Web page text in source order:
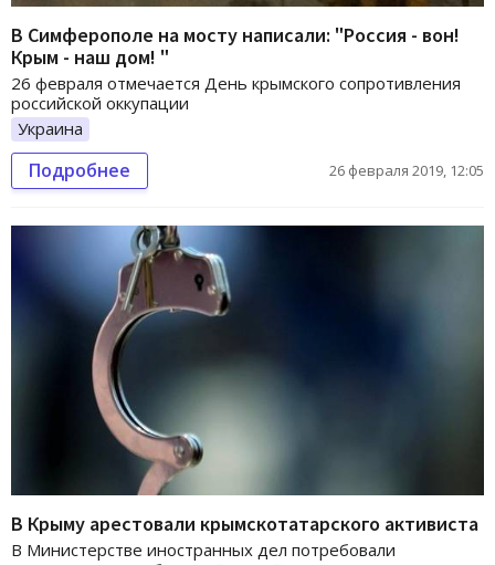
В Симферополе на мосту написали: "Россия - вон!
Крым - наш дом! "
26 февраля отмечается День крымского сопротивления
российской оккупации
Украина
Подробнее 26 февраля 2019, 12:05
В Крыму арестовали крымскотатарского активиста
В Министерстве иностранных дел потребовали